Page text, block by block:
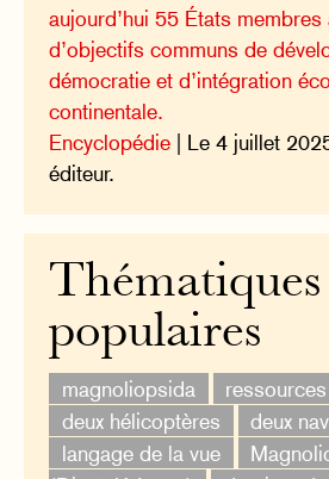
aujourd’hui 55 États membres
d’objectifs communs de
démocratie et d’intégration
continentale.
Encyclopédie | Le 4 juillet
éditeur.
Thématiques
populaires
magnoliopsida
deux hélicoptères
deux
langage de la vue